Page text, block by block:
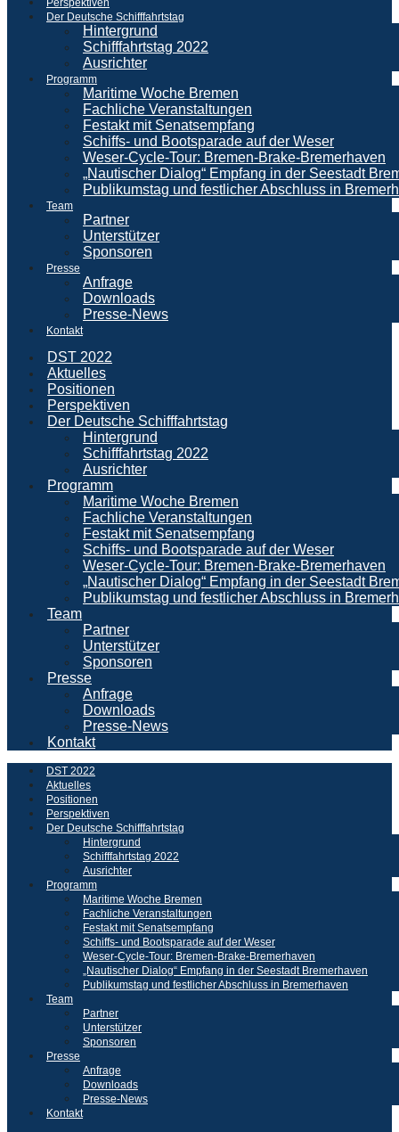
Der Deutsche Schifffahrtstag
Hintergrund
Schifffahrtstag 2022
Ausrichter
Programm
Maritime Woche Bremen
Fachliche Veranstaltungen
Festakt mit Senatsempfang
Schiffs- und Bootsparade auf der Weser
Weser-Cycle-Tour: Bremen-Brake-Bremerhaven
„Nautischer Dialog“ Empfang in der Seestadt
Publikumstag und festlicher Abschluss in
Team
Partner
Unterstützer
Sponsoren
Presse
Anfrage
Downloads
Presse-News
Kontakt
DST 2022
Aktuelles
Positionen
Perspektiven
Der Deutsche Schifffahrtstag
Hintergrund
Schifffahrtstag 2022
Ausrichter
Programm
Maritime Woche Bremen
Fachliche Veranstaltungen
Festakt mit Senatsempfang
Schiffs- und Bootsparade auf der Weser
Weser-Cycle-Tour: Bremen-Brake-Bremerhaven
„Nautischer Dialog“ Empfang in der Seestadt
Publikumstag und festlicher Abschluss in
Team
Partner
Unterstützer
Sponsoren
Presse
Anfrage
Downloads
Presse-News
Kontakt
DST 2022
Aktuelles
Positionen
Perspektiven
Der Deutsche Schifffahrtstag
Hintergrund
Schifffahrtstag 2022
Ausrichter
Programm
Maritime Woche Bremen
Fachliche Veranstaltungen
Festakt mit Senatsempfang
Schiffs- und Bootsparade auf der Weser
Weser-Cycle-Tour: Bremen-Brake-Bremerhaven
„Nautischer Dialog“ Empfang in der Seestadt Bremerhaven
Publikumstag und festlicher Abschluss in Bremerhaven
Team
Partner
Unterstützer
Sponsoren
Presse
Anfrage
Downloads
Presse-News
Kontakt